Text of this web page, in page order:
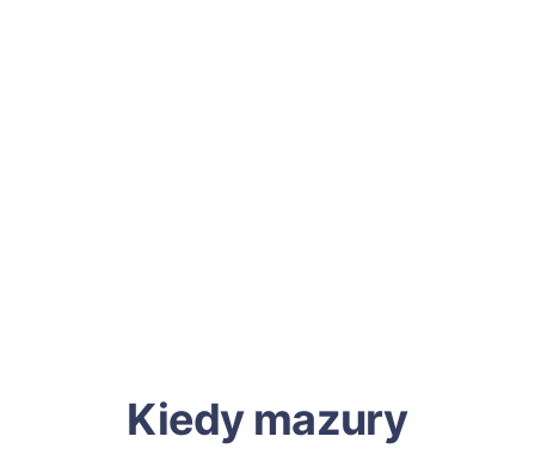
Kiedy mazury